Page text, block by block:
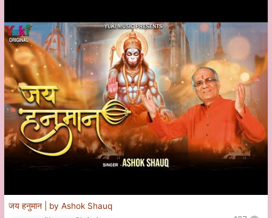
जय हनुमान | by Ashok Shauq